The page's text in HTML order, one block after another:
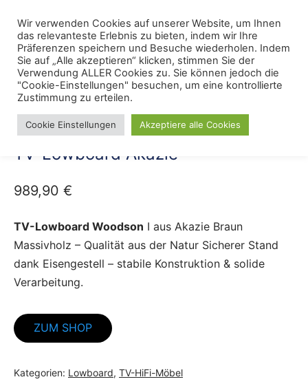
content
Menu
Start / TV-HiFi-Möbel
TV-Lowboard Akazie
989,90 €
TV-Lowboard Woodson I aus Akazie Braun
Massivholz – Qualität aus der Natur Sicherer Stand
dank Eisengestell – stabile Konstruktion & solide
Verarbeitung.
ZUM SHOP
Kategorien: Lowboard, TV-HiFi-Möbel
Wir verwenden Cookies auf unserer Website, um Ihnen
das relevanteste Erlebnis zu bieten, indem wir Ihre
Präferenzen speichern und Besuche wiederholen. Indem
Sie auf „Alle akzeptieren“ klicken, stimmen Sie der
Verwendung ALLER Cookies zu. Sie können jedoch die
"Cookie-Einstellungen" besuchen, um eine kontrollierte
Zustimmung zu erteilen.
Cookie Einstellungen Akzeptiere alle Cookies